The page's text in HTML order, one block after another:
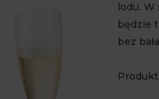
lodu. W
będzie
bez